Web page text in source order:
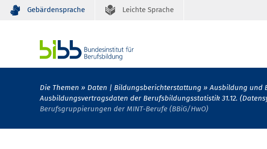
Gebärdensprache Leichte Sprache
Die Themen Daten | Bildungsberichterstattung
Ausbildung und
Ausbildungsvertragsdaten der Berufsbildungsstatistik 31.12.
Berufsgruppierungen der MINT-Berufe (BBiG/HwO)